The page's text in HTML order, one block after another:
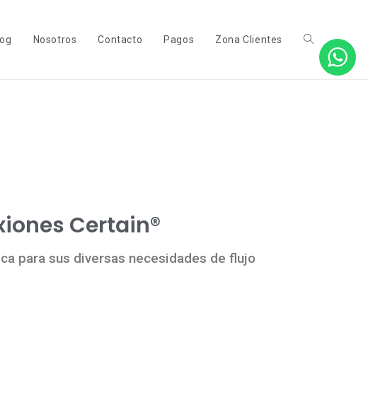
Nosotros Contacto Pagos Zona Clientes
Certain®
para sus diversas necesidades de flujo